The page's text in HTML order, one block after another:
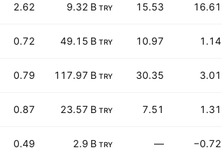
2.62 9.32 B TRY 15.53 16.61
0.72 49.15 B TRY 10.97 1.14
0.79 117.97 B TRY 30.35 3.01
0.87 23.57 B TRY 7.51 1.31
0.49 2.9 B TRY — −0.72